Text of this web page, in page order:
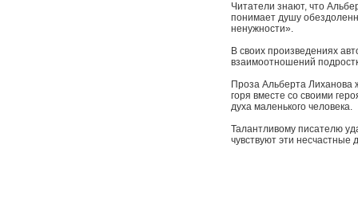
Читатели знают, что
понимает душу
ненужности».
В своих произведениях
взаимоотношений
Проза Альберта Лиханова
горя вместе со своими
духа маленького человека.
Талантливому писателю
чувствуют эти несчастные